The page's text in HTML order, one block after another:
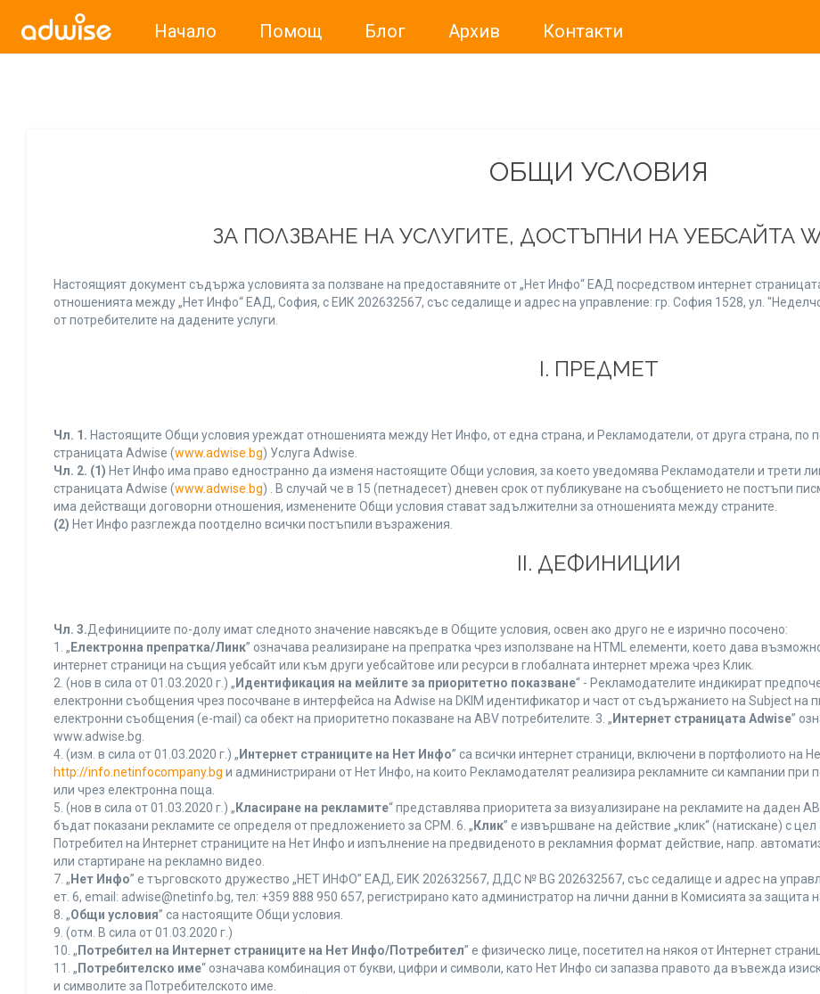
Начало Помощ Блог Архив Контакти
ОБЩИ УСЛОВИЯ
ЗА ПОЛЗВАНЕ НА УСЛУГИТЕ, ДОСТЪПНИ НА УЕБСАЙТА
Настоящият документ съдържа условията за ползване на предоставяните от „Нет Инфо“ ЕАД посредством интернет
отношенията между „Нет Инфо“ ЕАД, София, с ЕИК 202632567, със седалище и адрес на управление: гр. София 1528, ул.
от потребителите на дадените услуги.
І. ПРЕДМЕТ
Чл. 1. Настоящите Общи условия уреждат отношенията между Нет Инфо, от една страна, и Рекламодатели, от друга страна, по
страницата Adwise (www.adwise.bg) Услуга Adwise.
Чл. 2. (1) Нет Инфо има право едностранно да изменя настоящите Общи условия, за което уведомява Рекламодатели и трети
страницата Adwise (www.adwise.bg) . В случай че в 15 (петнадесет) дневен срок от публикуване на съобщението не постъпи
има действащи договорни отношения, изменените Общи условия стават задължителни за отношенията между страните.
(2) Нет Инфо разглежда поотделно всички постъпили възражения.
ІІ. ДЕФИНИЦИИ
Чл. 3.Дефинициите по-долу имат следното значение навсякъде в Общите условия, освен ако друго не е изрично посочено:
1. „ Електронна препратка/Линк” означава реализиране на препратка чрез използване на HTML елементи, което дава
интернет страници на същия уебсайт или към други уебсайтове или ресурси в глобалната интернет мрежа чрез Клик.
2. (нов в сила от 01.03.2020 г.) „ Идентификация на мейлите за приоритетно показване“ - Рекламодателите индикират
електронни съобщения чрез посочване в интерфейса на Adwise на DKIM идентификатор и част от съдържанието на Subject на
електронни съобщения (e-mail) са обект на приоритетно показване на ABV потребителите. 3. „ Интернет страницата Adwise”
www.adwise.bg.
4. (изм. в сила от 01.03.2020 г.) „ Интернет страниците на Нет Инфо” са всички интернет страници, включени в портфолиото на
http://info.netinfocompany.bg и администрирани от Нет Инфо, на които Рекламодателят реализира рекламните си кампании при
или чрез електронна поща.
5. (нов в сила от 01.03.2020 г.) „ Класиране на рекламите“ представлява приоритета за визуализиране на рекламите на даден
бъдат показани рекламите се определя от предложението за CPM. 6. „ Клик” е извършване на действие „клик“ (натискане) с
Потребител на Интернет страниците на Нет Инфо и изпълнение на предвиденото в рекламния формат действие, напр.
или стартиране на рекламно видео.
7. „ Нет Инфо” е търговското дружество „НЕТ ИНФО” ЕАД, ЕИК 202632567, ДДС № BG 202632567, със седалище и адрес на
ет. 6, еmail: adwise@netinfo.bg, тел: +359 888 950 657, регистрирано като администратор на лични данни в Комисията за защита
8. „Общи условия” са настоящите Общи условия.
9. (отм. В сила от 01.03.2020 г.)
10. „ Потребител на Интернет страниците на Нет Инфо/Потребител” е физическо лице, посетител на някоя от Интернет
11. „ Потребителско име“ означава комбинация от букви, цифри и символи, като Нет Инфо си запазва правото да въвежда
и символите за Потребителското име.